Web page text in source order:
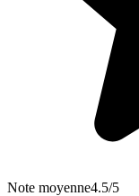
Note moyenne4.5/5